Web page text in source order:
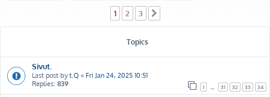
1 2 3
Topics
Sivut.
Last post byt.Q « Fri Jan 24, 2025 10:51
Replies: 839 1 31 32 33 34